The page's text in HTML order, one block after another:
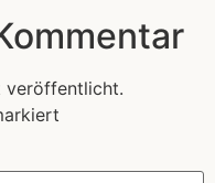
veröffentlicht.